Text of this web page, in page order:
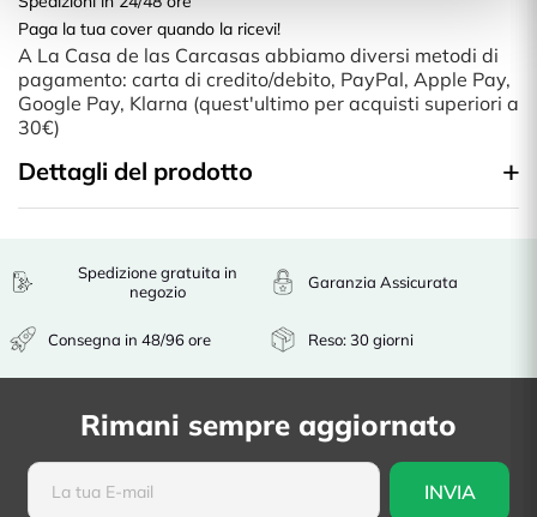
Paga la tua cover quando la ricevi!
A La Casa de las Carcasas abbiamo diversi metodi di
pagamento: carta di credito/debito, PayPal, Apple Pay,
Google Pay, Klarna (quest'ultimo per acquisti superiori a
30€)
Dettagli del prodotto
Spedizione gratuita in
negozio
Consegna in 48/96 ore
Garanzia Assicurata
Reso: 30 giorni
Rimani sempre aggiornato